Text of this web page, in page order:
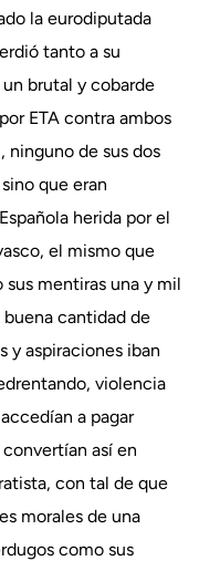
la eurodiputada
tanto a su
brutal y cobarde
ETA contra ambos
ninguno de sus dos
que eran
herida por el
el mismo que
mentiras una y mil
buena cantidad de
y aspiraciones iban
violencia
a pagar
así en
con tal de que
morales de una
como sus